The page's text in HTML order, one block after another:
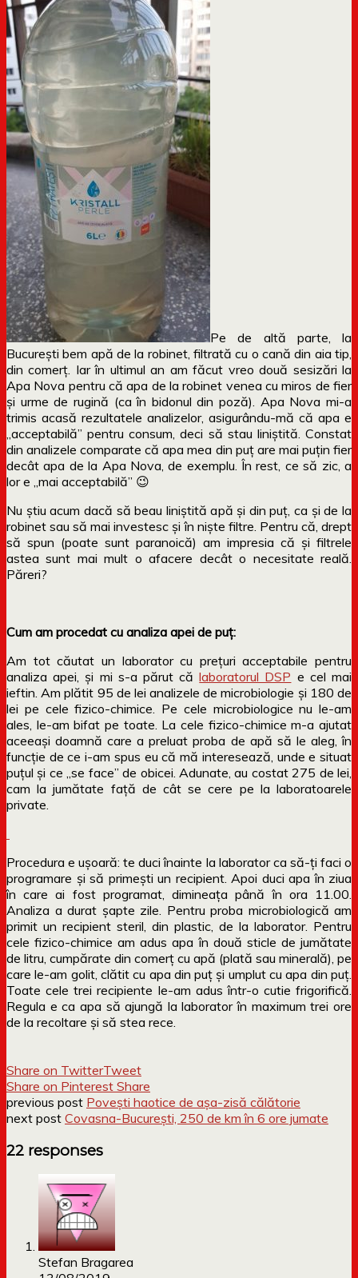
Pe de altă parte, la
București bem apă de la robinet, filtrată cu o cană din aia tip,
din comerț. Iar în ultimul an am făcut vreo două sesizări la
Apa Nova pentru că apa de la robinet venea cu miros de fier
și urme de rugină (ca în bidonul din poză). Apa Nova mi-a
trimis acasă rezultatele analizelor, asigurându-mă că apa e
„acceptabilă” pentru consum, deci să stau liniștită. Constat
din analizele comparate că apa mea din puț are mai puțin fier
decât apa de la Apa Nova, de exemplu. În rest, ce să zic, a
lor e „mai acceptabilă” 😉
Nu știu acum dacă să beau liniștită apă și din puț, ca și de la
robinet sau să mai investesc și în niște filtre. Pentru că, drept
să spun (poate sunt paranoică) am impresia că și filtrele
astea sunt mai mult o afacere decât o necesitate reală.
Păreri?
Cum am procedat cu analiza apei de puț:
Am tot căutat un laborator cu prețuri acceptabile pentru
analiza apei, și mi s-a părut călaboratorul DSP e cel mai
ieftin. Am plătit 95 de lei analizele de microbiologie și 180 de
lei pe cele fizico-chimice. Pe cele microbiologice nu le-am
ales, le-am bifat pe toate. La cele fizico-chimice m-a ajutat
aceeași doamnă care a preluat proba de apă să le aleg, în
funcție de ce i-am spus eu că mă interesează, unde e situat
puțul și ce „se face” de obicei. Adunate, au costat 275 de lei,
cam la jumătate față de cât se cere pe la laboratoarele
private.
Procedura e ușoară: te duci înainte la laborator ca să-ți faci o
programare și să primești un recipient. Apoi duci apa în ziua
în care ai fost programat, dimineața până în ora 11.00.
Analiza a durat șapte zile. Pentru proba microbiologică am
primit un recipient steril, din plastic, de la laborator. Pentru
cele fizico-chimice am adus apa în două sticle de jumătate
de litru, cumpărate din comerț cu apă (plată sau minerală), pe
care le-am golit, clătit cu apa din puț și umplut cu apa din puț.
Toate cele trei recipiente le-am adus într-o cutie frigorifică.
Regula e ca apa să ajungă la laborator în maximum trei ore
de la recoltare și să stea rece.
Share on TwitterTweet
Share on Pinterest Share
previous post Povești haotice de așa-zisă călătorie
next post Covasna-București, 250 de km în 6 ore jumate
22 responses
Stefan Bragarea